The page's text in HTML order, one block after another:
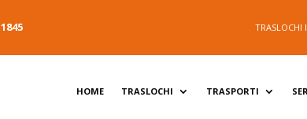
TRASLOCHI
HOME TRASLOCHI TRASPORTI